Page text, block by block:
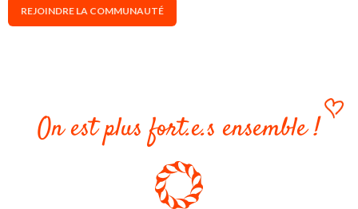
REJOINDRE LA COMMUNAUTÉ
On est plus fort.e.s ensemble !